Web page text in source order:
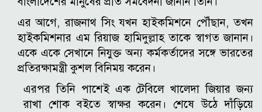
এর আগে, রাজনাথ সিং যখন হাইকমিশনে পৌঁছান, তখন
হাইকমিশনার এম রিয়াজ হামিদুল্লাহ তাকে স্বাগত জানান।
একে একে সেখানে নিযুক্ত অন্য কর্মকর্তাদের সঙ্গে ভারতের
প্রতিরক্ষামন্ত্রী কুশল বিনিময় করেন।
এরপর তিনি পাশেই এক টেবিলে খালেদা জিয়ার জন্য
রাখা শোক বইতে স্বাক্ষর করেন। শেষে উঠে দাঁড়িয়ে